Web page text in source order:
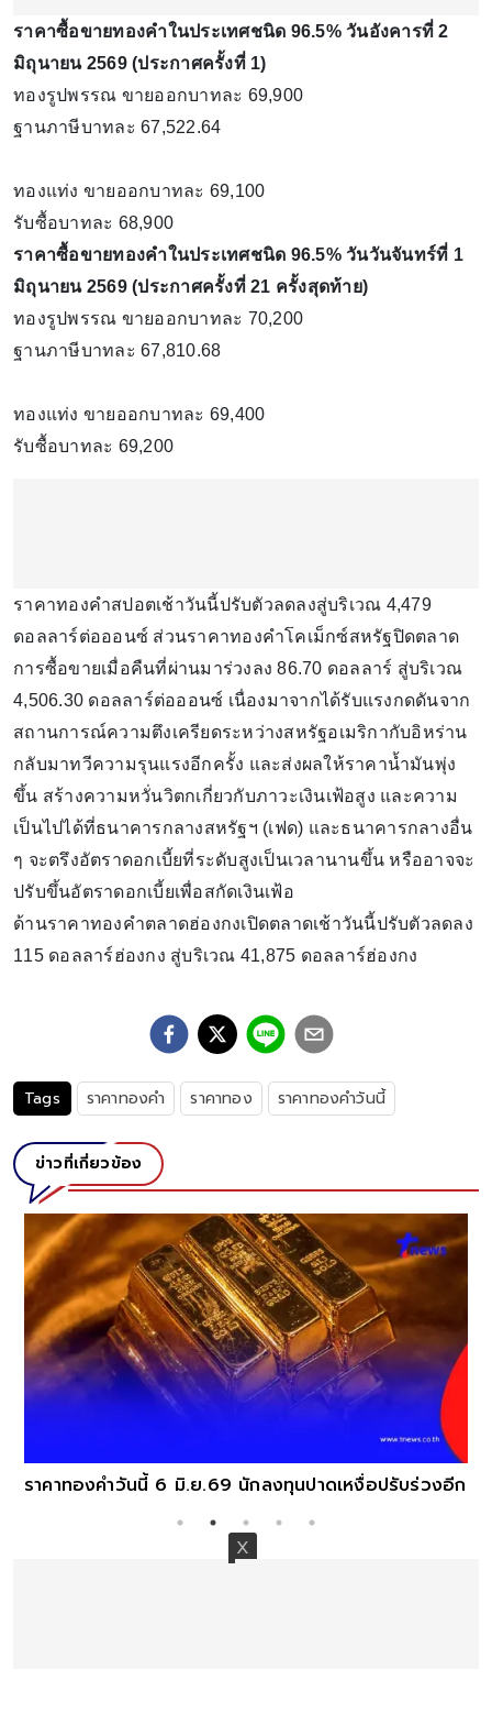
ราคาซื้อขายทองคําในประเทศชนิด 96.5% วันอังคารที่ 2
มิถุนายน 2569 (ประกาศครั้งที่ 1)
ทองรูปพรรณ ขายออกบาทละ 69,900
ฐานภาษีบาทละ 67,522.64
ทองแท่ง ขายออกบาทละ 69,100
รับซื้อบาทละ 68,900
ราคาซื้อขายทองคําในประเทศชนิด 96.5% วันวันจันทร์ที่ 1
มิถุนายน 2569 (ประกาศครั้งที่ 21 ครั้งสุดท้าย)
ทองรูปพรรณ ขายออกบาทละ 70,200
ฐานภาษีบาทละ 67,810.68
ทองแท่ง ขายออกบาทละ 69,400
รับซื้อบาทละ 69,200
ราคาทองคำสปอตเช้าวันนี้ปรับตัวลดลงสู่บริเวณ 4,479
ดอลลาร์ต่อออนซ์ ส่วนราคาทองคำโคเม็กซ์สหรัฐปิดตลาด
การซื้อขายเมื่อคืนที่ผ่านมาร่วงลง 86.70 ดอลลาร์ สู่บริเวณ
4,506.30 ดอลลาร์ต่อออนซ์ เนื่องมาจากได้รับแรงกดดันจาก
สถานการณ์ความตึงเครียดระหว่างสหรัฐอเมริกากับอิหร่าน
กลับมาทวีความรุนแรงอีกครั้ง และส่งผลให้ราคาน้ำมันพุ่ง
ขึ้น สร้างความหวั่นวิตกเกี่ยวกับภาวะเงินเฟ้อสูง และความ
เป็นไปได้ที่ธนาคารกลางสหรัฐฯ (เฟด) และธนาคารกลางอื่น
ๆ จะตรึงอัตราดอกเบี้ยที่ระดับสูงเป็นเวลานานขึ้น หรืออาจจะ
ปรับขึ้นอัตราดอกเบี้ยเพื่อสกัดเงินเฟ้อ
ด้านราคาทองคําตลาดฮ่องกงเปิดตลาดเช้าวันนี้ปรับตัวลดลง
115 ดอลลาร์ฮ่องกง สู่บริเวณ 41,875 ดอลลาร์ฮ่องกง
Tags ราคาทองคำ ราคาทอง ราคาทองคำวันนี้
ข่าวที่เกี่ยวข้อง
ราคาทองคำวันนี้ 6 มิ.ย.69 นักลงทุนปาดเหงื่อปรับร่วงอีก